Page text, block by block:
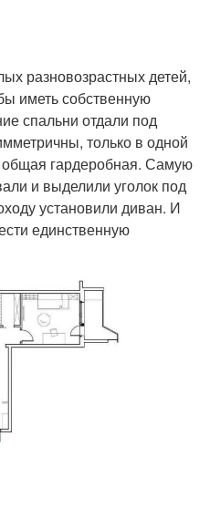
разновозрастных детей,
иметь собственную
спальни отдали под
только в одной
общая гардеробная. Самую
и выделили уголок под
установили диван. И
единственную